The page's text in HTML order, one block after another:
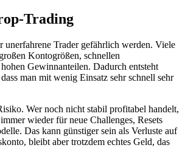
Trading
unerfahrene Trader gefährlich werden. Viele
Kontogrößen, schnellen
Gewinnanteilen. Dadurch entsteht
man mit wenig Einsatz sehr schnell sehr
Wer noch nicht stabil profitabel handelt,
wieder für neue Challenges, Resets
Das kann günstiger sein als Verluste auf
bleibt aber trotzdem echtes Geld, das